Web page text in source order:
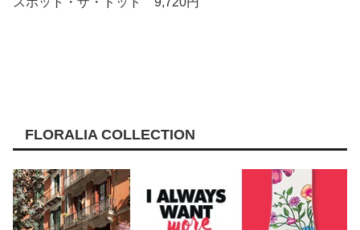
FLORALIA COLLECTION